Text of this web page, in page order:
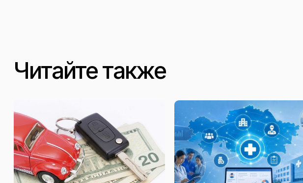
Читайте также